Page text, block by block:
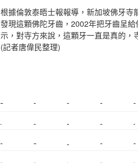
根據倫敦泰晤士報報導，新加坡佛牙
發現這顆佛陀牙齒，2002年把牙齒呈
示，對寺方來說，這顆牙一直是真的，
(記者唐偉民整理)